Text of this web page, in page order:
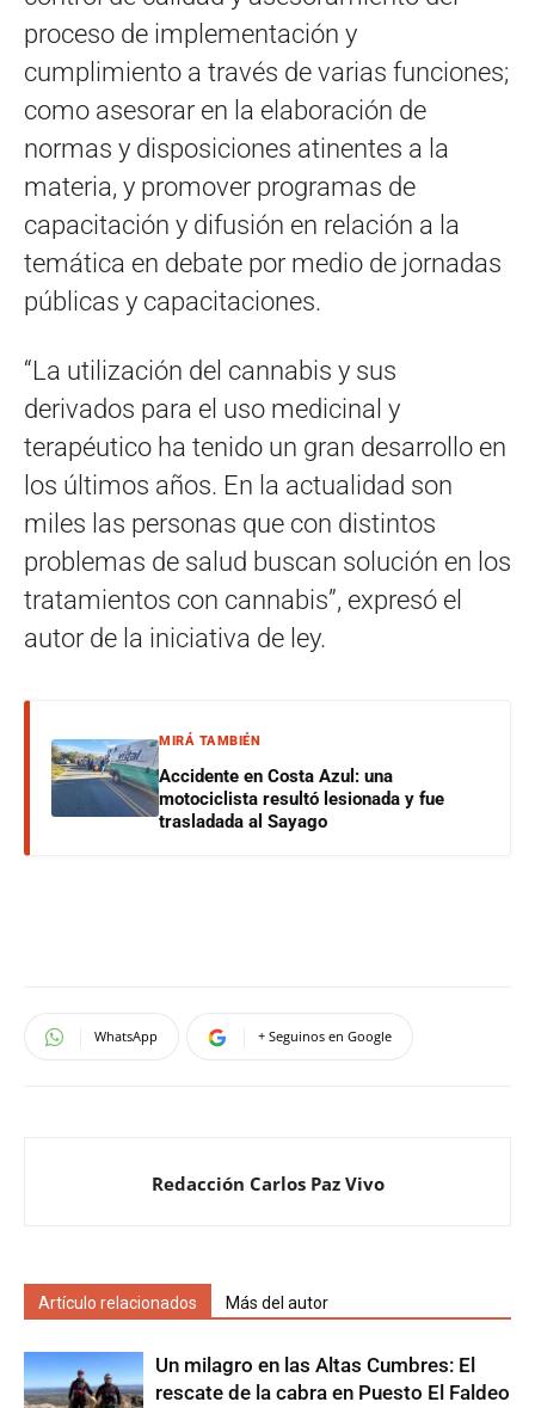
proceso de implementación y
cumplimiento a través de varias funciones;
como asesorar en la elaboración de
normas y disposiciones atinentes a la
materia, y promover programas de
capacitación y difusión en relación a la
temática en debate por medio de jornadas
públicas y capacitaciones.
“La utilización del cannabis y sus
derivados para el uso medicinal y
terapéutico ha tenido un gran desarrollo en
los últimos años. En la actualidad son
miles las personas que con distintos
problemas de salud buscan solución en los
tratamientos con cannabis”, expresó el
autor de la iniciativa de ley.
MIRÁ TAMBIÉN
Accidente en Costa Azul: una
motociclista resultó lesionada y fue
trasladada al Sayago
WhatsApp + Seguinos en Google
Redacción Carlos Paz Vivo
Artículo relacionados Más del autor
Un milagro en las Altas Cumbres: El
rescate de la cabra en Puesto El Faldeo